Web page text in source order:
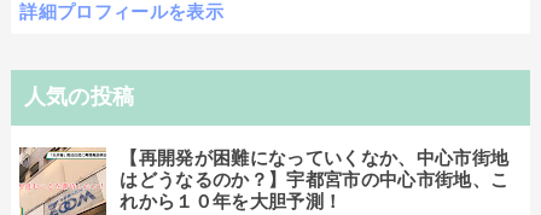
詳細プロフィールを表示
人気の投稿
【再開発が困難になっていくなか、中心市街地
はどうなるのか？】宇都宮市の中心市街地、こ
れから１０年を大胆予測！